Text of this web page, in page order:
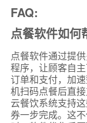
FAQ:
点餐软件如何
点餐软件通过提
程序，让顾客自
订单和支付，加
机扫码点餐后直
云餐饮系统支持
券一步完成。这